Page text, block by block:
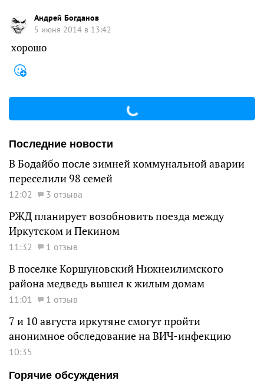
Андрей Богданов
5 июня 2014 в 13:42
хорошо
Последние новости
В Бодайбо после зимней коммунальной аварии
переселили 98 семей
12:02 3 отзыва
РЖД планирует возобновить поезда между
Иркутском и Пекином
11:32 1 отзыв
В поселке Коршуновский Нижнеилимского
района медведь вышел к жилым домам
11:01 1 отзыв
7 и 10 августа иркутяне смогут пройти
анонимное обследование на ВИЧ-инфекцию
10:35
Горячие обсуждения